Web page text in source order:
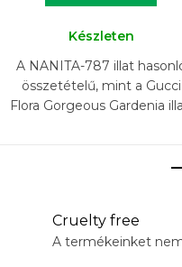
Készleten
A NANITA-787 illat
összetételű, mint a Gucci
Flora Gorgeous Gardenia
Cruelty free
A termékeinket